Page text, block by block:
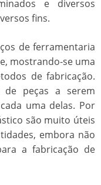
e diversos
fins.
de ferramentaria
mostrando-se uma
de fabricação.
peças a serem
uma delas. Por
são muito úteis
embora não
a fabricação de